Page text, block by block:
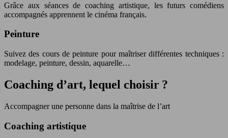
Grâce aux séances de coaching artistique, les futurs comédiens
accompagnés apprennent le cinéma français.
Peinture
Suivez des cours de peinture pour maîtriser différentes techniques :
modelage, peinture, dessin, aquarelle…
Coaching d’art, lequel choisir ?
Accompagner une personne dans la maîtrise de l’art
Coaching artistique